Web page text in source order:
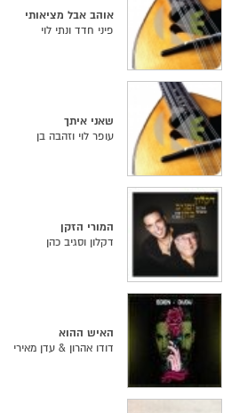
אוהב אבל מציאותי
פיני חדד ונתי לוי
שאני איתך
עופר לוי וזהבה בן
המורי הזקן
דקלון וסגיב כהן
האיש ההוא
דודו אהרון & עדן מאירי